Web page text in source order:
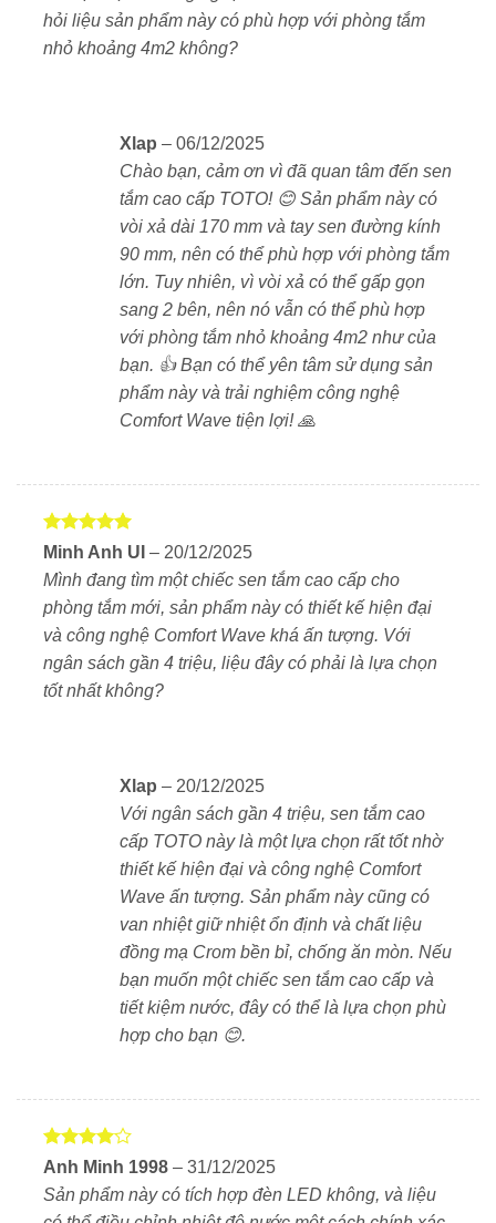
🔥 Điều chỉnh nhiệt độ ổn định với công nghệ van
nhiệt SMA
bất kể áp lực nước thay đổi.
Tính năng này đặc biệt hữu ích trong các gia đình có
trẻ nhỏ hoặc người cao tuổi.
🛡️ Chốt an toàn chống bỏng
nút khóa nhiệt an toàn ở 40°C, giúp tránh
việc vô tình mở nước quá nóng – bảo vệ tuyệt đối
trong quá trình sử dụng.
🌬️ Bát sen Comfort Wave – Trộn khí tiết kiệm nước
✨ Thiết kế sang trọng, thông minh và dễ vệ sinh
dụng)
Toàn bộ thân sen được làm bằng đồng mạ Crom-
Nikensáng bóng, chống bám bẩn và ăn mòn. Thiết kế
hỏi liệu sản phẩm này có phù hợp với phòng tắm
nhỏ khoảng 4m2 không?
Xlap – 06/12/2025
Chào bạn, cảm ơn vì đã quan tâm đến sen
tắm cao cấp TOTO! 😊 Sản phẩm này có
vòi xả dài 170 mm và tay sen đường kính
90 mm, nên có thể phù hợp với phòng tắm
lớn. Tuy nhiên, vì vòi xả có thể gấp gọn
sang 2 bên, nên nó vẫn có thể phù hợp
với phòng tắm nhỏ khoảng 4m2 như của
bạn. 👍 Bạn có thể yên tâm sử dụng sản
phẩm này và trải nghiệm công nghệ
Comfort Wave tiện lợi! 🙏
Được xếp
sao
Minh Anh UI – 20/12/2025
Mình đang tìm một chiếc sen tắm cao cấp cho
phòng tắm mới, sản phẩm này có thiết kế hiện đại
và công nghệ Comfort Wave khá ấn tượng. Với
ngân sách gần 4 triệu, liệu đây có phải là lựa chọn
tốt nhất không?
Xlap – 20/12/2025
Với ngân sách gần 4 triệu, sen tắm cao
cấp TOTO này là một lựa chọn rất tốt nhờ
thiết kế hiện đại và công nghệ Comfort
Wave ấn tượng. Sản phẩm này cũng có
van nhiệt giữ nhiệt ổn định và chất liệu
đồng mạ Crom bền bỉ, chống ăn mòn. Nếu
bạn muốn một chiếc sen tắm cao cấp và
tiết kiệm nước, đây có thể là lựa chọn phù
hợp cho bạn 😊.
Được
45 sao
Anh Minh 1998 – 31/12/2025
Sản phẩm này có tích hợp đèn LED không, và liệu